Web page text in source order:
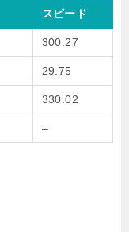
スピード
300.27
29.75
330.02
–